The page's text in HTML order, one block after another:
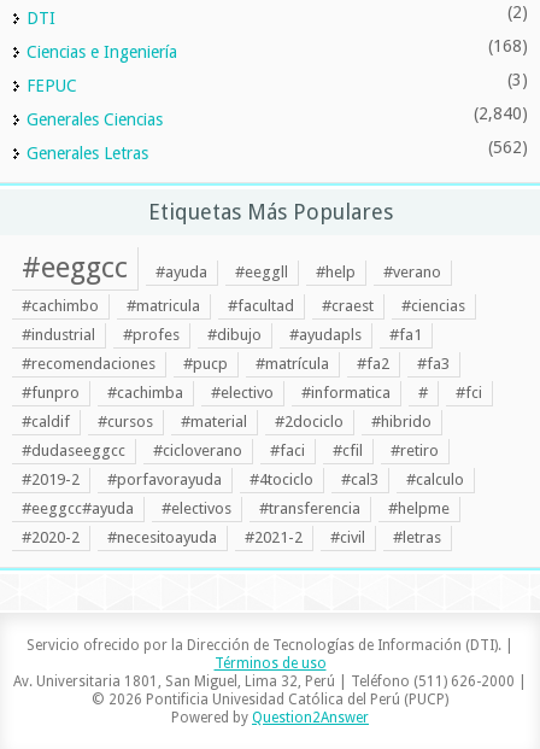
DTI (2)
Ciencias e Ingeniería (168)
FEPUC (3)
Generales Ciencias (2,840)
Generales Letras (562)
Etiquetas Más Populares
#eeggcc #ayuda #eeggll #help
#verano
#cachimbo
#matricula #facultad #craest
#ciencias
#industrial
#profes #dibujo #ayudapls
#fa1
#recomendaciones
#pucp #matrícula #fa2
#fa3
#funpro
#cachimba #electivo #informatica #
#fci
#caldif
#cursos #material #2dociclo
#hibrido
#dudaseeggcc
#cicloverano #faci #cfil
#retiro
#2019-2
#porfavorayuda #4tociclo #cal3
#calculo
#eeggcc#ayuda
#electivos #transferencia
#helpme
#2020-2
#necesitoayuda #2021-2 #civil #letras
Servicio ofrecido por la Dirección de Tecnologías de Información (DTI). |
Términos de uso
Av. Universitaria 1801, San Miguel, Lima 32, Perú | Teléfono (511) 626-2000 |
© 2026 Pontificia Univesidad Católica del Perú (PUCP)
Powered by Question2Answer